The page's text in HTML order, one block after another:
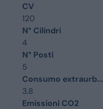
CV
120
N° Cilindri
4
N° Posti
5
Consumo extraurb...
3.8
Emissioni CO2